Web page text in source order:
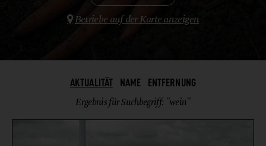
HOTELS
LANDWIRTSCHAFT
WEINBAU
FEINKOSTERZEUGNISSE
GETRÄNKE
HONIG + IMKEREIERZEUGNISSE
KRÄUTER
WEIN
NIEDERÖSTERREICH
 Betriebe auf der Karte anzeigen
AKTUALITÄT NAME ENTFERNUNG
Ergebnis für Suchbegriff: "wein"